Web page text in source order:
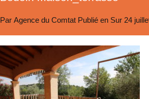
Par Agence du Comtat Publié en Sur 24